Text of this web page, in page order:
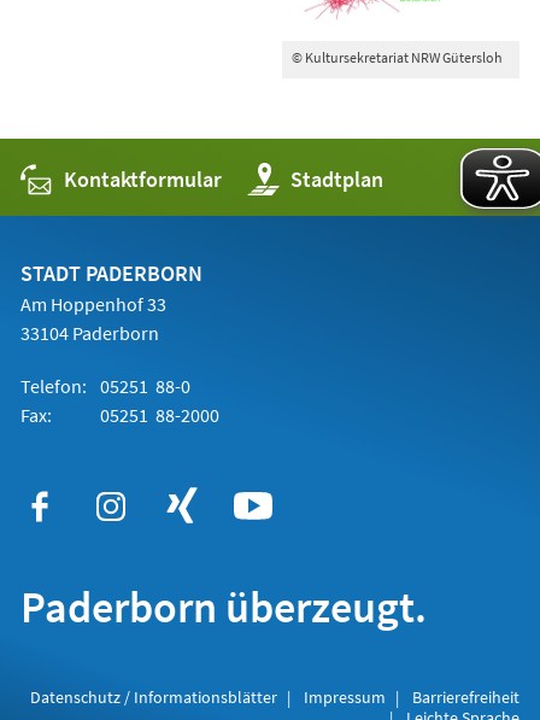
© Kultursekretariat NRW Gütersloh
Kontaktformular Stadtplan
(Öffnet
in
einem
STADT PADERBORN
Am Hoppenhof 33
33104 Paderborn
Telefon: 05251 88-0
Fax:
05251 88-2000
Paderborn überzeugt.
Datenschutz / Informationsblätter Impressum
Barrierefreiheit